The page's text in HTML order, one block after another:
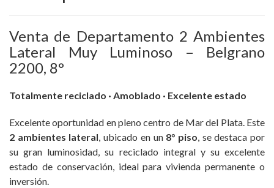
Venta de Departamento 2 Ambientes
Lateral Muy Luminoso – Belgrano
2200, 8°
Totalmente reciclado · Amoblado · Excelente estado
Excelente oportunidad en pleno centro de Mar del Plata. Este
2 ambientes lateral, ubicado en un 8° piso, se destaca por
su gran luminosidad, su reciclado integral y su excelente
estado de conservación, ideal para vivienda permanente o
inversión.